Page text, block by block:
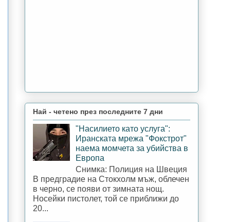
Най - четено през последните 7 дни
"Насилието като услуга":
Иранската мрежа "Фокстрот"
наема момчета за убийства в
Европа
Снимка: Полиция на Швеция
В предградие на Стокхолм мъж, облечен
в черно, се появи от зимната нощ.
Носейки пистолет, той се приближи до
20...